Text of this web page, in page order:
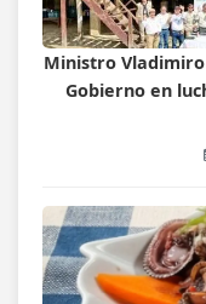
Ministro
Gobierno en